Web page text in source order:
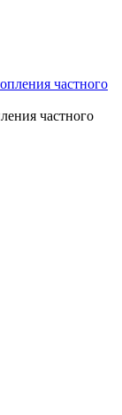
частного